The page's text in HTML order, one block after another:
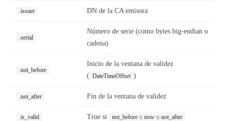
.issuer DN de la CA emisora
.serial
Número de serie (como bytes big-endian o
cadena)
.not_before
Inicio de la ventana de validez
( DateTimeOffset )
.not_after Fin de la ventana de validez
.is_valid True si not_before ≤ now ≤ not_after